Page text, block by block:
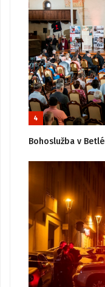
4
Bohoslužba v